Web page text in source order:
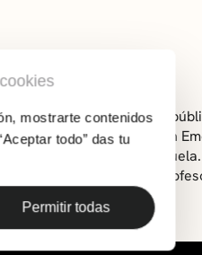
mostrarte contenidos
todo” das tu
Permitir todas
música, danza y risas, el
en la vida y que en
Nerea regresan a la
madres y tutores,